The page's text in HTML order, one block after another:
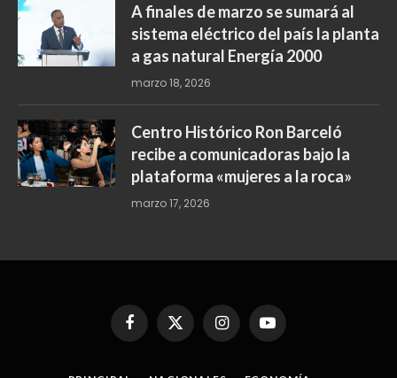
A finales de marzo se sumará al
sistema eléctrico del país la planta
a gas natural Energía 2000
marzo 18, 2026
Centro Histórico Ron Barceló
recibe a comunicadoras bajo la
plataforma «mujeres a la roca»
marzo 17, 2026
FacebookX
(Twitter)
InstagramYouTube